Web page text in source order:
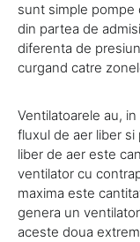
sunt simple pompe
din partea de
diferenta de
curgand catre
Ventilatoarele au,
fluxul de aer liber si
liber de aer este
ventilator cu
maxima este
genera un
aceste doua